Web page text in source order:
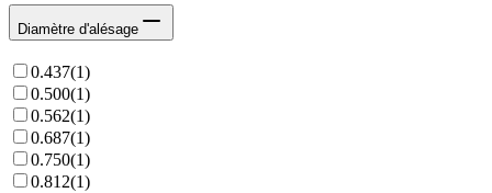
Diamètre d'alésage
0.437(1)
0.500(1)
0.562(1)
0.687(1)
0.750(1)
0.812(1)